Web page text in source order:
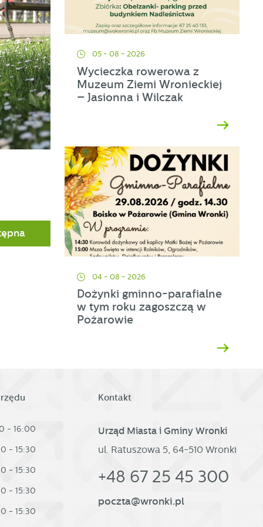
05 - 08 - 2026
Wycieczka rowerowa z
Muzeum Ziemi Wronieckiej
– Jasionna i Wilczak
04 - 08 - 2026
Dożynki gminno-parafialne
w tym roku zagoszczą w
Pożarowie
- 16:00
- 15:30
- 15:30
- 15:30
- 15:30
Kontakt
Urząd Miasta i Gminy Wronki
ul. Ratuszowa 5, 64-510 Wronki
+48 67 25 45 300
poczta@wronki.pl